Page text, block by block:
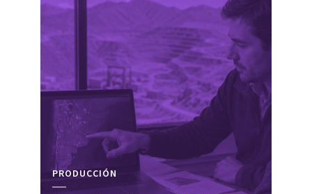
PRODUCCIÓN